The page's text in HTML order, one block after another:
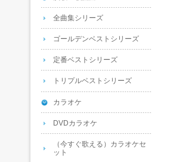
全曲集シリーズ
ゴールデンベストシリーズ
定番ベストシリーズ
トリプルベストシリーズ
カラオケ
DVDカラオケ
（今すぐ歌える）カラオケセ
ット